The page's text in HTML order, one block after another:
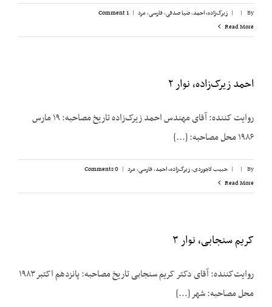
By
|
| زیرک‌زاده، احمد,ضیا صدقی,فارسی,مرد |
1 Comment
Read More
احمد زیرک‌زاده، نوار ۲
روایت کننده: آقای مهندس احمد زیرک‌زاده تاريخ مصاحبه: ۱۹ مارس
۱۹۸۶ محل مصاحبه: [...]
By
|
| حبیب لاجوردی,زیرک‌زاده، احمد,فارسی,مرد |
0 Comments
Read More
کریم سنجابی، نوار ۳
روایت‌‌کننده: آقای دکتر کریم سنجابی تاریخ مصاحبه: پانزدهم اکتبر ۱۹۸۳
محل مصاحبه: شهر [...]